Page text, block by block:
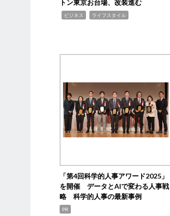
トン東京お台場、改装進む
ビジネス ライフスタイル
「第4回科学的人事アワード2025」
を開催 データとAIで変わる人事戦
略 科学的人事の最新事例
PR